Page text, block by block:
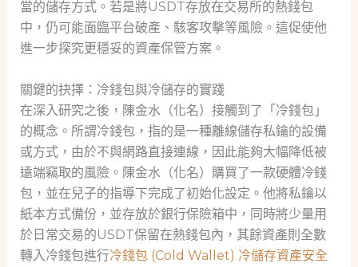
當的儲存方式。若是將USDT存放在交易所的熱錢包
中，仍可能面臨平台破產、駭客攻擊等風險。這促使他
進一步探究更穩妥的資產保管方案。
關鍵的抉擇：冷錢包與冷儲存的實踐
在深入研究之後，陳金水（化名）接觸到了「冷錢包」
的概念。所謂冷錢包，指的是一種離線儲存私鑰的設備
或方式，由於不與網路直接連線，因此能夠大幅降低被
遠端竊取的風險。陳金水（化名）購買了一款硬體冷錢
包，並在兒子的指導下完成了初始化設定。他將私鑰以
紙本方式備份，並存放於銀行保險箱中，同時將少量用
於日常交易的USDT保留在熱錢包內，其餘資產則全數
轉入冷錢包進行冷錢包 (Cold Wallet) 冷儲存資產安全